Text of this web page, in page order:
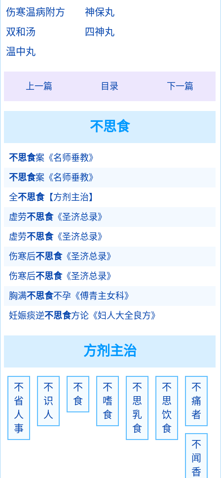
伤寒温病附方
神保丸
双和汤
四神丸
温中丸
上一篇 目录 下一篇
不思食
不思食案《名师垂教》
不思食案《名师垂教》
全不思食【方剂主治】
虚劳不思食《圣济总录》
虚劳不思食《圣济总录》
伤寒后不思食《圣济总录》
伤寒后不思食《圣济总录》
胸满不思食不孕《傅青主女科》
妊娠痰逆不思食方论《妇人大全良方》
方剂主治
不
省
人
事
不
识
人
不
食
不
嗜
食
不
思
乳
食
不
思
饮
食
不
痛
者
不
闻
香